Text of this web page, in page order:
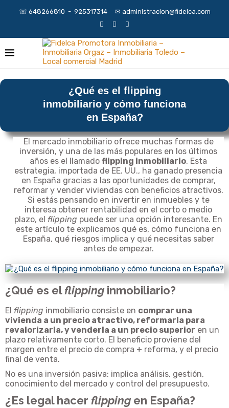
☏ 648266810 - 925317314 ✉︎ administracion@fidelca.com
¿Qué es el flipping
inmobiliario y cómo funciona
en España?
El mercado inmobiliario ofrece muchas formas de
inversión, y una de las más populares en los últimos
años es el llamado flipping inmobiliario. Esta
estrategia, importada de EE. UU., ha ganado presencia
en España gracias a las oportunidades de comprar,
reformar y vender viviendas con beneficios atractivos.
Si estás pensando en invertir en inmuebles y te
interesa obtener rentabilidad en el corto o medio
plazo, el flipping puede ser una opción interesante. En
este artículo te explicamos qué es, cómo funciona en
España, qué riesgos implica y qué necesitas saber
antes de empezar.
¿Qué es elflipping inmobiliario?
El flipping inmobiliario consiste en comprar una
vivienda a un precio atractivo, reformarla para
revalorizarla, y venderla a un precio superior en un
plazo relativamente corto. El beneficio proviene del
margen entre el precio de compra + reforma, y el precio
final de venta.
No es una inversión pasiva: implica análisis, gestión,
conocimiento del mercado y control del presupuesto.
¿Es legal hacer flipping en España?